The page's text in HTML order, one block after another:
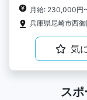
月給: 230,000円
兵庫県尼崎市西
気
ス